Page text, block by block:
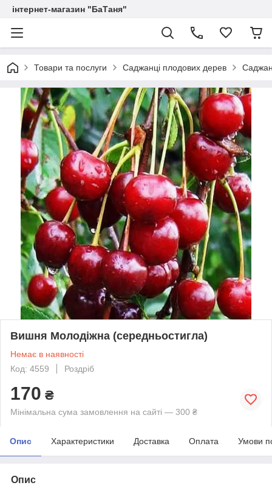
інтернет-магазин "БаТаня"
Товари та послуги Саджанці плодових дерев
Вишня Молодіжна (середньостигла)
Немає в наявності
Код: 4559
Роздріб
170 ₴
Мінімальна сума замовлення на сайті — 300 ₴
Опис Характеристики Доставка Оплата Умови
Опис